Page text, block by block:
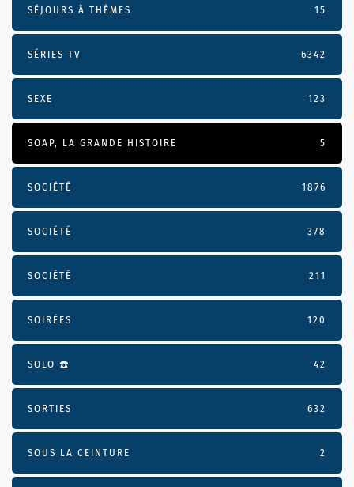
SÉJOURS À THÈMES 15
SÉRIES TV 6342
SEXE 123
SOAP, LA GRANDE HISTOIRE 5
SOCIÉTÉ 1876
SOCIÉTÉ 378
SOCIÉTÉ 211
SOIRÉES 120
SOLO ☎️ 42
SORTIES 632
SOUS LA CEINTURE 2